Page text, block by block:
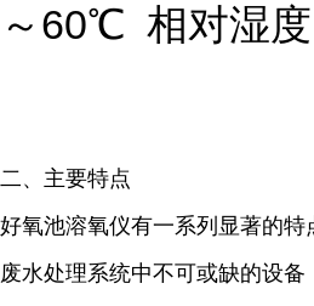
～ 60℃ 相对湿度
二、主要特点
好氧池溶氧仪有一系列显著的特
废水处理系统中不可或缺的设备